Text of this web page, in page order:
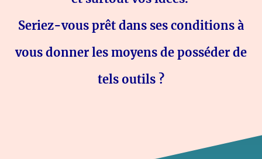
Seriez-vous prêt dans ses conditions à
vous donner les moyens de posséder de
tels outils ?